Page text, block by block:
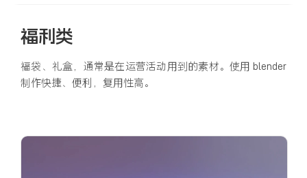
福利类
福袋、礼盒，通常是在运营活动用到的素材。使用 blender
制作快捷、便利，复用性高。